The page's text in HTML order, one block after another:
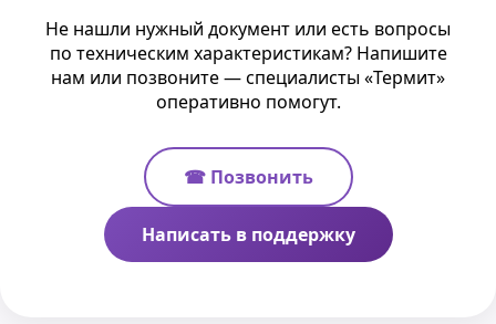
Не нашли нужный документ или есть вопросы
по техническим характеристикам? Напишите
нам или позвоните — специалисты «Термит»
оперативно помогут.
☎ Позвонить
Написать в поддержку